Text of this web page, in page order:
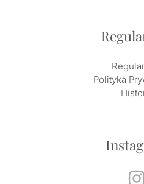
Polityka